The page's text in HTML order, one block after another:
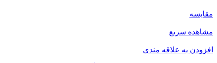
مقایسه
مشاهده سریع
افزودن به علاقه مندی